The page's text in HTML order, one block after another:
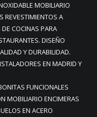
MOBILIARIO
REVESTIMIENTOS A
COCINAS PARA
DISEÑO
Y DURABILIDAD.
EN MADRID Y
FUNCIONALES
MOBILIARIO ENCIMERAS
EN ACERO